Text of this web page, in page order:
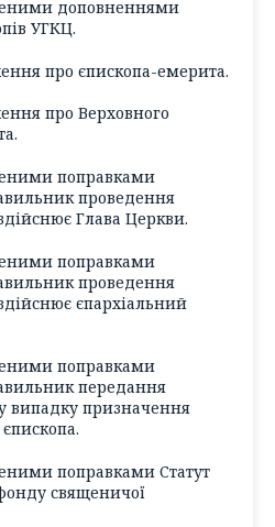
доповненнями
УГКЦ.
про єпископа-емерита.
про Верховного
поправками
проведення
здійснює Глава Церкви.
поправками
проведення
здійснює єпархіальний
поправками
передання
випадку призначення
поправками Статут
священичої